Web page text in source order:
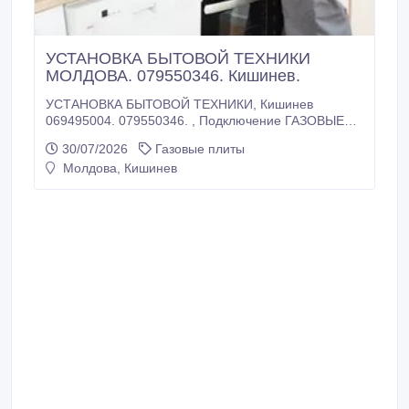
УСТАНОВКА БЫТОВОЙ ТЕХНИКИ
МОЛДОВА. 079550346. Кишинев.
УСТАНОВКА БЫТОВОЙ ТЕХНИКИ, Кишинев
069495004. 079550346. , Подключение ГАЗОВЫЕ
ПАНЕЛИ. ХОЛОДИЛЬНИКИ, ВЫТЯЖКИ.
ПОСУДОМОЕЧНЫЕ МАШИНЫ, СТИРАЛЬНЫЕ
30/07/2026
Газовые плиты
Молдова, Кишинев